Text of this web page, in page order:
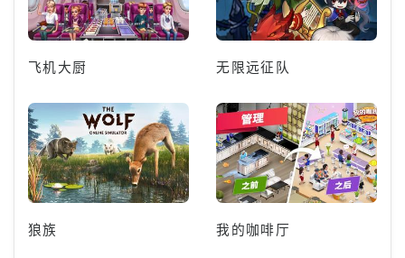
飞机大厨 无限远征队
狼族 我的咖啡厅